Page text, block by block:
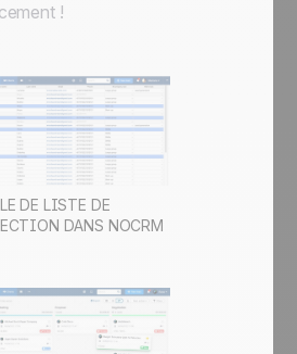
!
DE LISTE DE
DANS NOCRM